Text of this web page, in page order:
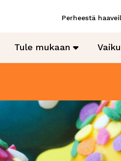
Perheestä
Tule mukaan